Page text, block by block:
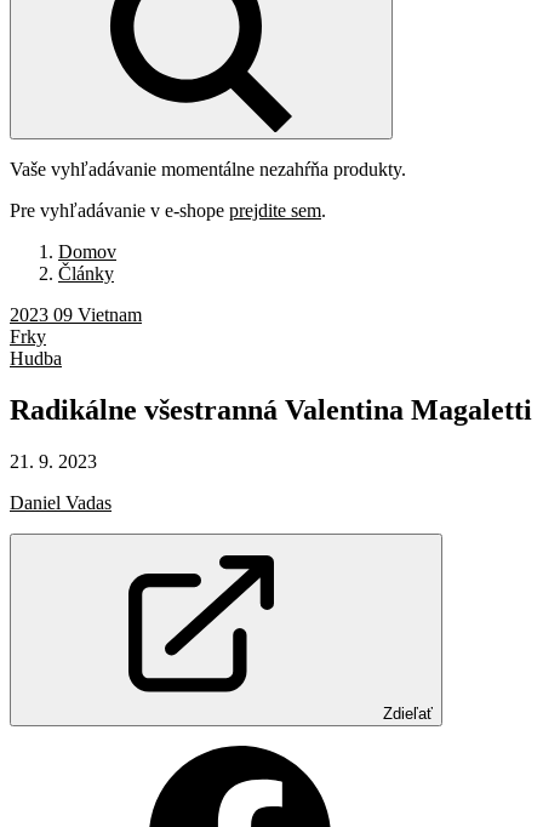
Vaše vyhľadávanie momentálne nezahŕňa produkty.
Pre vyhľadávanie v e-shope prejdite sem.
Domov
Články
2023 09 Vietnam
Frky
Hudba
Radikálne všestranná Valentina Magaletti
21. 9. 2023
Daniel Vadas
Zdieľať